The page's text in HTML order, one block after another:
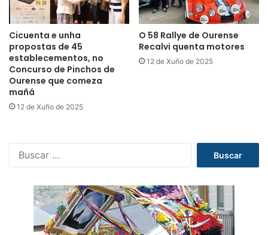
Cicuenta e unha
propostas de 45
establecementos, no
Concurso de Pinchos de
Ourense que comeza
mañá
12 de Xuño de 2025
O 58 Rallye de Ourense
Recalvi quenta motores
12 de Xuño de 2025
c
a
r
: